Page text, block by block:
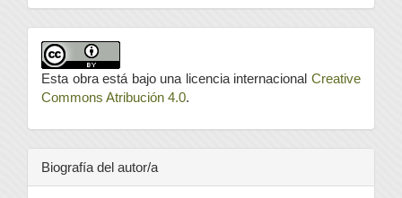
Esta obra está bajo una licencia internacional Creative
Commons Atribución 4.0.
Biografía del autor/a